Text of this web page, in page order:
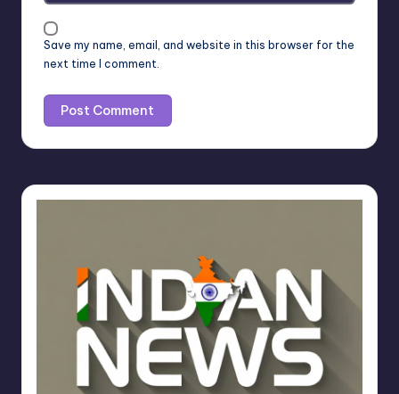
Save my name, email, and website in this browser for the
next time I comment.